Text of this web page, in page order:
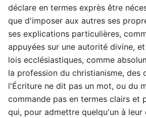
déclare en termes exprès être
que d'imposer aux autres ses
ses explications particulières,
appuyées sur une autorité divine,
lois ecclésiastiques, comme
la profession du christianisme, des
l'Écriture ne dit pas un mot, ou du
commande pas en termes clairs et
qui, pour admettre quelqu'un à leur